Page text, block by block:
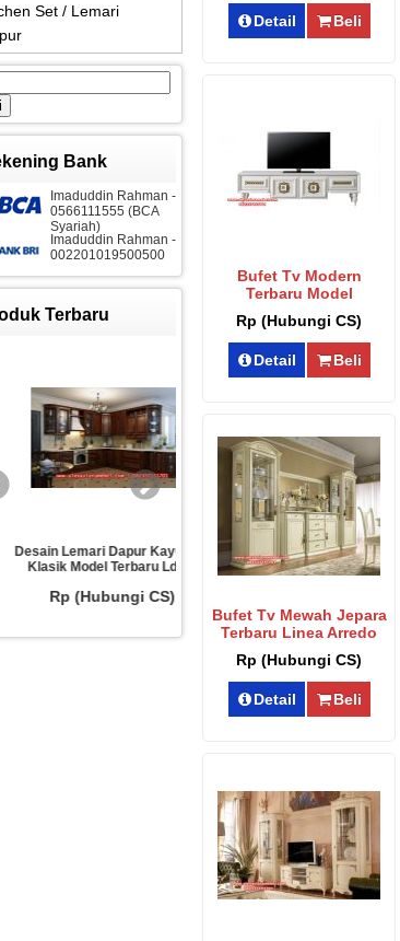
Detail Beli
Bufet Tv Modern
Terbaru Model
Sbt-048
Rp (Hubungi CS)
Detail Beli
Bufet Tv Mewah Jepara
Terbaru Linea Arredo
Rp (Hubungi CS)
Detail Beli
Set / Lemari
Bank
Imaduddin Rahman -
0566111555 (BCA
Syariah)
Imaduddin Rahman -
002201019500500
Terbaru
Lemari Dapur Kayu Jati
Model Terbaru Ld-03
Rp (Hubungi CS)
Ukiran Sofa Ruang Tamu Klasik
Model Arabian Terbaru Srt-222